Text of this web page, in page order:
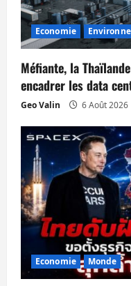
’
a
r
t
i
c
l
e
Economie
Méfiante, la
encadrer les data
Geo Valin 6 Août 2026
Economie Monde